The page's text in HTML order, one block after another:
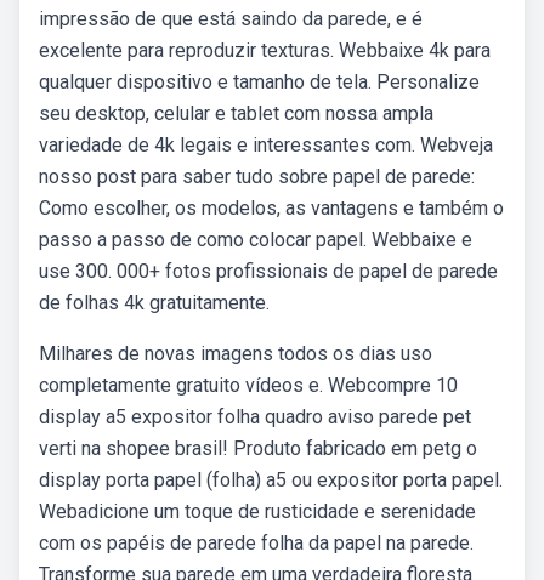
impressão de que está saindo da parede, e é
excelente para reproduzir texturas. Webbaixe 4k para
qualquer dispositivo e tamanho de tela. Personalize
seu desktop, celular e tablet com nossa ampla
variedade de 4k legais e interessantes com. Webveja
nosso post para saber tudo sobre papel de parede:
Como escolher, os modelos, as vantagens e também o
passo a passo de como colocar papel. Webbaixe e
use 300. 000+ fotos profissionais de papel de parede
de folhas 4k gratuitamente.
Milhares de novas imagens todos os dias uso
completamente gratuito vídeos e. Webcompre 10
display a5 expositor folha quadro aviso parede pet
verti na shopee brasil! Produto fabricado em petg o
display porta papel (folha) a5 ou expositor porta papel.
Webadicione um toque de rusticidade e serenidade
com os papéis de parede folha da papel na parede.
Transforme sua parede em uma verdadeira floresta